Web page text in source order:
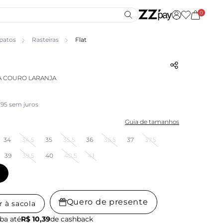
0
Rasteiras Flat
COURO LARANJA
sem juros
Guia de tamanhos
34 34.5 35 35.5 36 36.5 37 37.5
39 39.5 40 40.5 41
à sacola Quero de presente
atéR$ 10,39de cashback